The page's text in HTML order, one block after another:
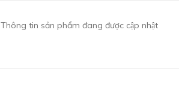
Thông tin sản phẩm đang được cập nhật